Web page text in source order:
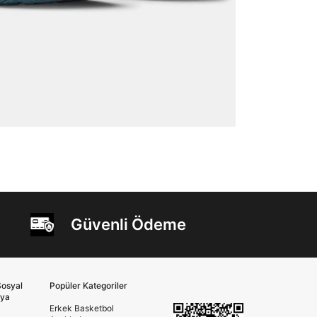
Güvenli Ödeme
Popüler Kategoriler
Erkek Basketbol